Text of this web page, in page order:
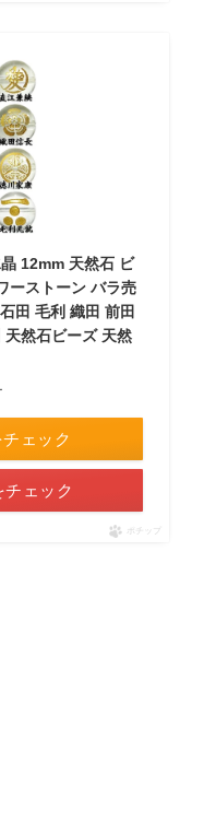
12mm 天然石 ビ
ーストーン バラ売
田 毛利 織田 前田
然石ビーズ 天然
ェック
ェック
ポチップ